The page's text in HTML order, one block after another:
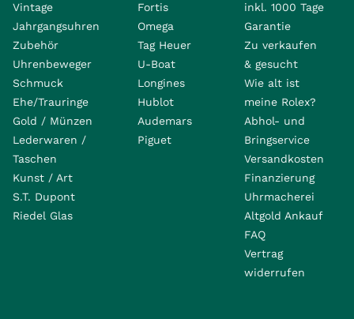
Vintage
Jahrgangsuhren
Zubehör
Uhrenbeweger
Schmuck
Ehe/Trauringe
Gold / Münzen
Lederwaren /
Taschen
Kunst / Art
S.T. Dupont
Riedel Glas
Fortis
Omega
Tag Heuer
U-Boat
Longines
Hublot
Audemars
Piguet
inkl. 1000 Tage
Garantie
Zu verkaufen
& gesucht
Wie alt ist
meine Rolex?
Abhol- und
Bringservice
Versandkosten
Finanzierung
Uhrmacherei
Altgold Ankauf
FAQ
Vertrag
widerrufen